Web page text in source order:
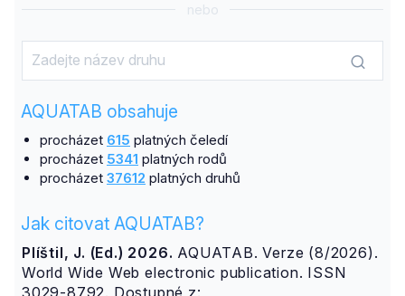
nebo
AQUATAB obsahuje
procházet 615 platných čeledí
procházet 5341 platných rodů
procházet 37612 platných druhů
Jak citovat AQUATAB?
Plíštil, J. (Ed.) 2026. AQUATAB. Verze (8/2026).
World Wide Web electronic publication. ISSN
3029-8792. Dostupné z: